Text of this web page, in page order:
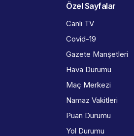
Özel Sayfalar
Canlı TV
Covid-19
Gazete Manşetleri
Hava Durumu
Maç Merkezi
Namaz Vakitleri
Puan Durumu
Yol Durumu